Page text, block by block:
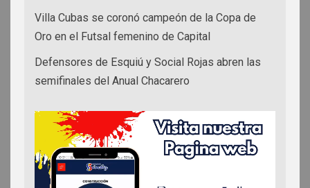
Villa Cubas se coronó campeón de la Copa de
Oro en el Futsal femenino de Capital
Defensores de Esquiú y Social Rojas abren las
semifinales del Anual Chacarero